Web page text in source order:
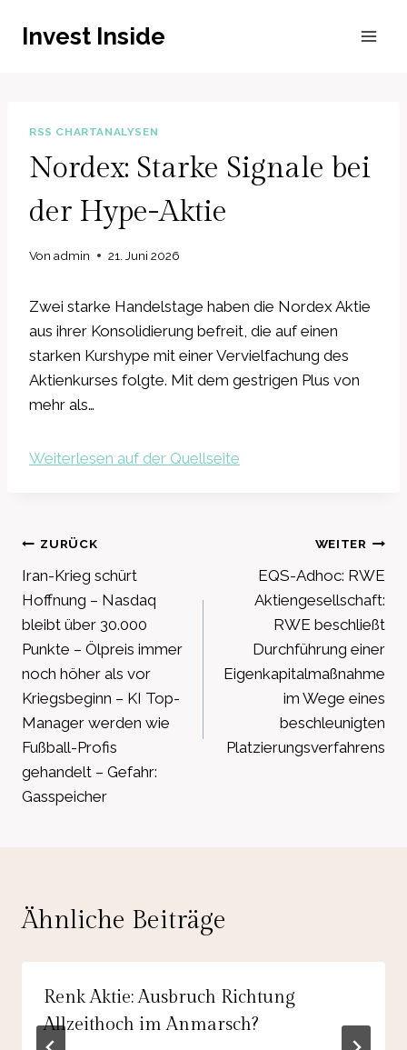
InhaltInvest Inside
RSS CHARTANALYSEN
Nordex: Starke Signale bei
der Hype-Aktie
Von admin 21. Juni 2026
Zwei starke Handelstage haben die Nordex Aktie
aus ihrer Konsolidierung befreit, die auf einen
starken Kurshype mit einer Vervielfachung des
Aktienkurses folgte. Mit dem gestrigen Plus von
mehr als…
Weiterlesen auf der Quellseite
Beitragsnavigation
ZURÜCK
Iran-Krieg schürt
Hoffnung – Nasdaq
bleibt über 30.000
Punkte – Ölpreis immer
noch höher als vor
Kriegsbeginn – KI Top-
Manager werden wie
Fußball-Profis
gehandelt – Gefahr:
Gasspeicher
WEITER
EQS-Adhoc: RWE
Aktiengesellschaft:
RWE beschließt
Durchführung einer
Eigenkapitalmaßnahme
im Wege eines
beschleunigten
Platzierungsverfahrens
Ähnliche Beiträge
Renk Aktie: Ausbruch Richtung
Allzeithoch im Anmarsch?